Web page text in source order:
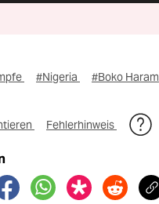
#Nigeria #Boko Haram
Fehlerhinweis